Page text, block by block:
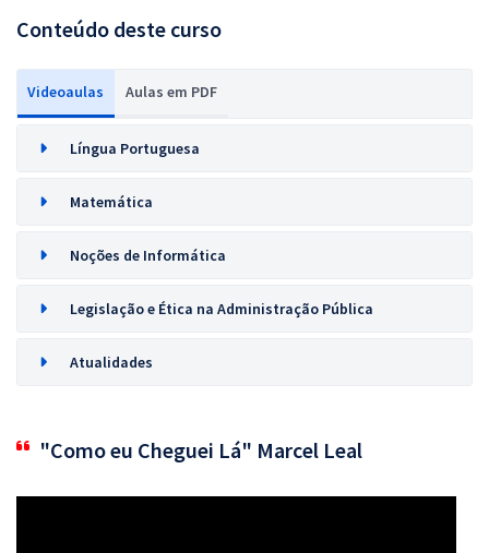
Conteúdo deste curso
Videoaulas Aulas em PDF
Língua Portuguesa
Matemática
Noções de Informática
Legislação e Ética na Administração Pública
Atualidades
"Como eu Cheguei Lá" Marcel Leal